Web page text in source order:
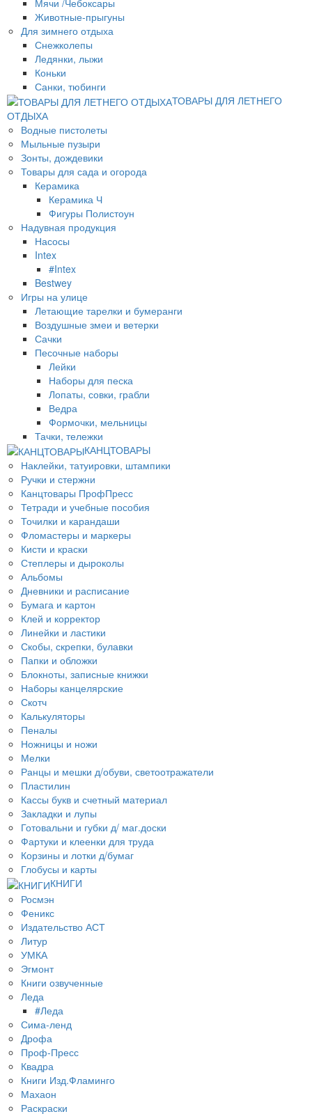
Животные-прыгуны
Для зимнего отдыха
Снежколепы
Ледянки, лыжи
Коньки
Санки, тюбинги
ТОВАРЫ ДЛЯ ЛЕТНЕГО
ОТДЫХА
Водные пистолеты
Мыльные пузыри
Зонты, дождевики
Товары для сада и огорода
Керамика
Керамика Ч
Фигуры Полистоун
Надувная продукция
Насосы
Intex
#Intex
Bestwey
Игры на улице
Летающие тарелки и бумеранги
Воздушные змеи и ветерки
Сачки
Песочные наборы
Лейки
Наборы для песка
Лопаты, совки, грабли
Ведра
Формочки, мельницы
Тачки, тележки
КАНЦТОВАРЫ
Наклейки, татуировки, штампики
Ручки и стержни
Канцтовары ПрофПресс
Тетради и учебные пособия
Точилки и карандаши
Фломастеры и маркеры
Кисти и краски
Степлеры и дыроколы
Альбомы
Дневники и расписание
Бумага и картон
Клей и корректор
Линейки и ластики
Скобы, скрепки, булавки
Папки и обложки
Блокноты, записные книжки
Наборы канцелярские
Скотч
Калькуляторы
Пеналы
Ножницы и ножи
Мелки
Ранцы и мешки д/обуви, светоотражатели
Пластилин
Кассы букв и счетный материал
Закладки и лупы
Готовальни и губки д/ маг.доски
Фартуки и клеенки для труда
Корзины и лотки д/бумаг
Глобусы и карты
КНИГИ
Росмэн
Феникс
Издательство АСТ
Литур
УМКА
Эгмонт
Книги озвученные
Леда
#Леда
Сима-ленд
Дрофа
Проф-Пресс
Квадра
Книги Изд.Фламинго
Махаон
Раскраски